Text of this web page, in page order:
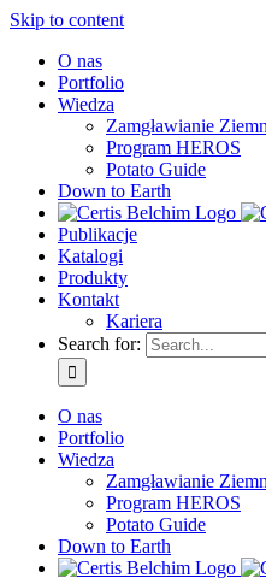
Skip to content
O nas
Portfolio
Wiedza
Zamgławianie
Program HEROS
Potato Guide
Down to Earth
Publikacje
Katalogi
Produkty
Kontakt
Kariera
Search for:
O nas
Portfolio
Wiedza
Zamgławianie
Program HEROS
Potato Guide
Down to Earth